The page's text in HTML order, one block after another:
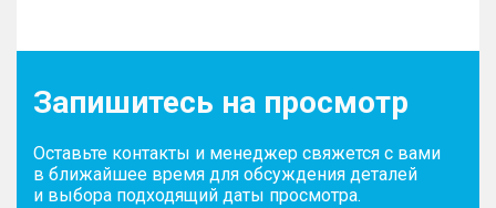
Запишитесь на просмотр
Оставьте контакты и менеджер свяжется с вами
в ближайшее время для обсуждения деталей
и выбора подходящий даты просмотра.